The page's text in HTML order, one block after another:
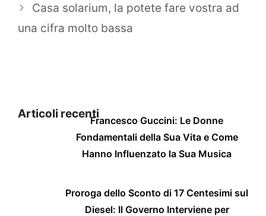
Casa solarium, la potete fare vostra ad
una cifra molto bassa
Articoli recentiFrancesco Guccini: Le Donne
Fondamentali della Sua Vita e Come
Hanno Influenzato la Sua Musica
Proroga dello Sconto di 17 Centesimi sul
Diesel: Il Governo Interviene per